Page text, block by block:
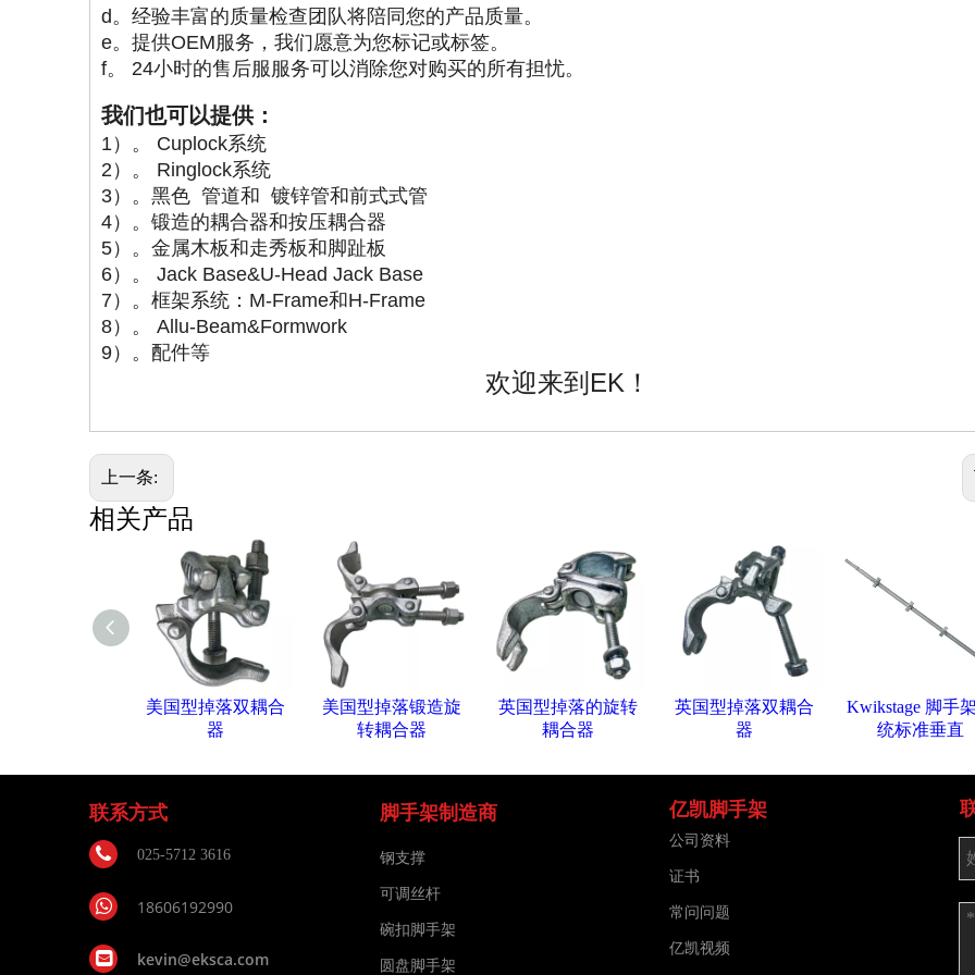
d。经验丰富的质量检查团队将陪同您的产品质量。
e。提供OEM服务，我们愿意为您标记或标签。
f。 24小时的售后服服务可以消除您对购买的所有担忧。
我们也可以提供：
1）。 Cuplock系统
2）。 Ringlock系统
3）。黑色 管道和 镀锌管和前式式管
4）。锻造的耦合器和按压耦合器
5）。金属木板和走秀板和脚趾板
6）。 Jack Base&U-Head Jack Base
7）。框架系统：M-Frame和H-Frame
8）。 Allu-Beam&Formwork
9）。配件等
欢迎来到EK！
上一条:
相关产品
美国型掉落双耦合
器
美国型掉落锻造旋
转耦合器
英国型掉落的旋转
耦合器
英国型掉落双耦合
器
Kwikstage 脚手
统标准垂直
联系方式
025-5712 3616
18606192990
kevin@eksca.com
脚手架制造商
钢支撑
可调丝杆
碗扣脚手架
圆盘脚手架
亿凯脚手架
公司资料
证书
常问问题
亿凯视频